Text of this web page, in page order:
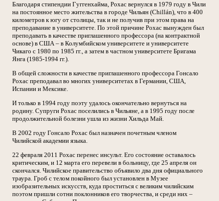
Благодаря стипендии Гуггенхайма, Рохас вернулся в 1979 году в Чили
на постоянное место жительства в городе Чильян (Chillán), что в 400
километров к югу от столицы, так и не получив при этом права на
преподавание в университете. По этой причине Рохас вынужден был
преподавать в качестве приглашенного профессора (на контрактной
основе) в США – в Колумбийском университете и университете
Чикаго с 1980 по 1985 гг., а затем в частном университете Бригама
Янга (1985-1994 гг.).
В общей сложности в качестве приглашенного профессора Гонсало
Рохас преподавал во многих университетах в Германии, США,
Испании и Мексике.
И только в 1994 году поэту удалось окончательно вернуться на
родину. Супруги Рохас поселились в Чильяне, а в 1995 году после
продолжительной болезни ушла из жизни Хильда Май.
В 2002 году Гонсало Рохас был назначен почетным членом
Чилийской академии языка.
22 февраля 2011 Рохас перенес инсульт. Его состояние оставалось
критическим, и 12 марта его перевели в больницу, где 25 апреля он
скончался. Чилийское правительство объявило два дня официального
траура. Гроб с телом покойного был установлен в Музее
изобразительных искусств, куда проститься с великим чилийским
поэтом пришли сотни поклонников его творчества, и среди них –